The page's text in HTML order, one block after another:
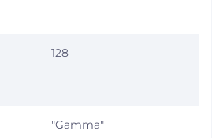
128
"Gamma"